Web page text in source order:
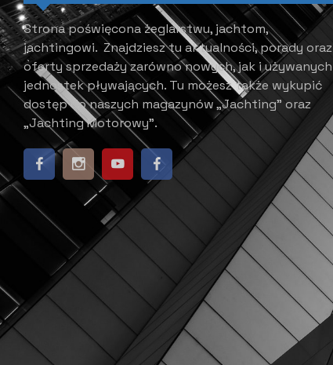
Strona poświęcona żeglarstwu, jachtom,
jachtingowi. Znajdziesz tu aktualności, porady oraz
oferty sprzedaży zarówno nowych, jak i używanych
jednostek pływających. ​ Tu możesz także wykupić
dostęp do naszych magazynów „Jachting” oraz
„Jachting Motorowy”.